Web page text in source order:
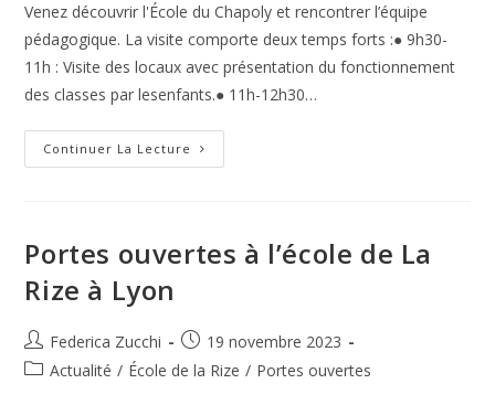
Venez découvrir l'École du Chapoly et rencontrer l’équipe
pédagogique. La visite comporte deux temps forts :● 9h30-
11h : Visite des locaux avec présentation du fonctionnement
des classes par lesenfants.● 11h-12h30…
Continuer La Lecture Journée
Portes
Chapoly,
Le
La
Matinée
Portes ouvertes à l’école de La
Rize à Lyon
Auteur/autrice
de
Federica Zucchi
Publication
publiée :
19 novembre 2023
PostActualité / École de la Rize / Portes ouvertes